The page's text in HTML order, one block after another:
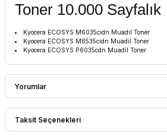
Toner 10.000 Sayfalık
Kyocera ECOSYS M6035cidn Muadil Toner
Kyocera ECOSYS M6535cidn Muadil Toner
Kyocera ECOSYS P6035cdn Muadil Toner
Yorumlar
Taksit Seçenekleri